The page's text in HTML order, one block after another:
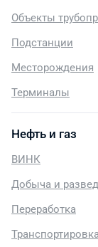
Объекты
Подстанции
Месторождения
Терминалы
Нефть и газ
ВИНК
Добыча и
Переработка